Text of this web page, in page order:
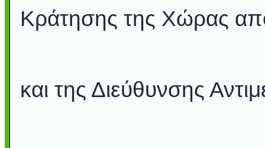
Κράτησης της Χώρας
και της Διεύθυνσης